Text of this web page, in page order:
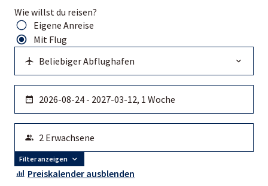
Wie willst du reisen?
Eigene Anreise
Mit Flug
Filter anzeigen
Preiskalender ausblenden